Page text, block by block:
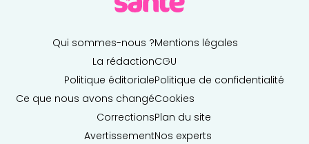
Qui sommes-nous ?
La rédaction
Politique éditoriale
Ce que nous avons changé
Corrections
Avertissement
Mentions légales
CGU
Politique de confidentialité
Cookies
Plan du site
Nos experts